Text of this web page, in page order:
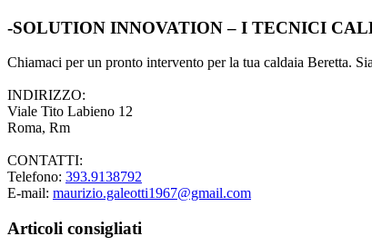
-SOLUTION INNOVATION – I TECNICI
Chiamaci per un pronto intervento per la tua caldaia Beretta.
INDIRIZZO:
Viale Tito Labieno 12
Roma, Rm
CONTATTI:
Telefono: 393.9138792
E-mail: maurizio.galeotti1967@gmail.com
Articoli consigliati